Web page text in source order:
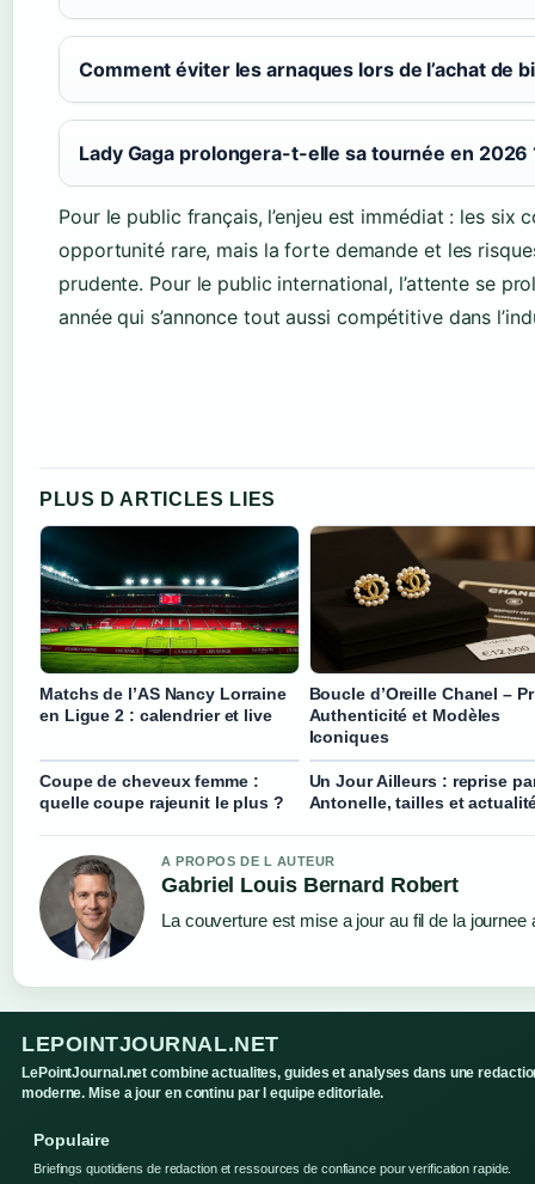
Comment éviter les arnaques lors de l’achat de
Lady Gaga prolongera-t-elle sa tournée en 2026
Pour le public français, l’enjeu est immédiat : les
opportunité rare, mais la forte demande et les
prudente. Pour le public international, l’attente se
année qui s’annonce tout aussi compétitive dans
PLUS D ARTICLES LIES
Matchs de l’AS Nancy Lorraine
en Ligue 2 : calendrier et live
Boucle d’Oreille Chanel –
Authenticité et Modèles
Iconiques
Coupe de cheveux femme :
quelle coupe rajeunit le plus ?
Un Jour Ailleurs : reprise
Antonelle, tailles et
A PROPOS DE L AUTEUR
Gabriel Louis Bernard Robert
La couverture est mise a jour au fil de la
LEPOINTJOURNAL.NET
LePointJournal.net combine actualites, guides et analyses dans une
moderne. Mise a jour en continu par l equipe editoriale.
Populaire
Briefings quotidiens de redaction et ressources de confiance pour verification rapide.